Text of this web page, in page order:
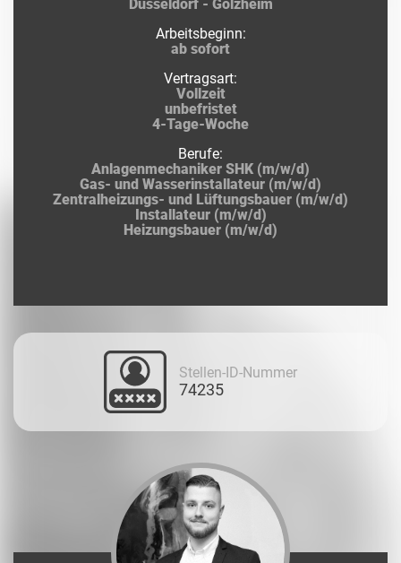
Düsseldorf - Golzheim
Arbeitsbeginn:
ab sofort
Vertragsart:
Vollzeit
unbefristet
4-Tage-Woche
Berufe:
Anlagenmechaniker SHK (m/w/d)
Gas- und Wasserinstallateur (m/w/d)
Zentralheizungs- und Lüftungsbauer (m/w/d)
Installateur (m/w/d)
Heizungsbauer (m/w/d)
Stellen-ID-Nummer
74235